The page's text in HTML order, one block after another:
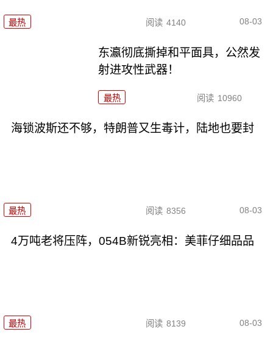
最热 阅读 4140 08-03
东瀛彻底撕掉和平面具，公然发
射进攻性武器！
最热 阅读 10960
海锁波斯还不够，特朗普又生毒计，陆地也要封
最热 阅读 8356 08-03
4万吨老将压阵，054B新锐亮相：美菲仔细品品
最热 阅读 8139 08-03